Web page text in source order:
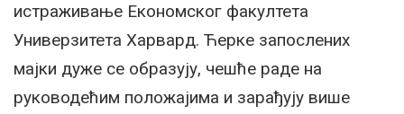
истраживање Економског факултета
Универзитета Харвард. Ћерке запослених
мајки дуже се образују, чешће раде на
руководећим положајима и зарађују више